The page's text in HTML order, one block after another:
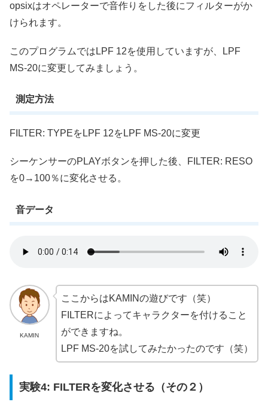
opsixはオペレーターで音作りをした後にフィルターがか
けられます。
このプログラムではLPF 12を使用していますが、LPF
MS-20に変更してみましょう。
測定方法
FILTER: TYPEをLPF 12をLPF MS-20に変更
シーケンサーのPLAYボタンを押した後、FILTER: RESO
を0→100％に変化させる。
音データ
KAMIN
ここからはKAMINの遊びです（笑）
FILTERによってキャラクターを付けること
ができますね。
LPF MS-20を試してみたかったのです（笑）
実験4: FILTERを変化させる（その２）